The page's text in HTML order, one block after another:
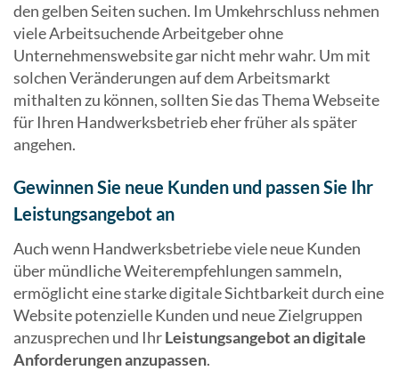
den gelben Seiten suchen. Im Umkehrschluss nehmen
viele Arbeitsuchende Arbeitgeber ohne
Unternehmenswebsite gar nicht mehr wahr. Um mit
solchen Veränderungen auf dem Arbeitsmarkt
mithalten zu können, sollten Sie das Thema Webseite
für Ihren Handwerksbetrieb eher früher als später
angehen.
Gewinnen Sie neue Kunden und passen Sie Ihr
Leistungsangebot an
Auch wenn Handwerksbetriebe viele neue Kunden
über mündliche Weiterempfehlungen sammeln,
ermöglicht eine starke digitale Sichtbarkeit durch eine
Website potenzielle Kunden und neue Zielgruppen
anzusprechen und IhrLeistungsangebot an digitale
Anforderungen anzupassen.